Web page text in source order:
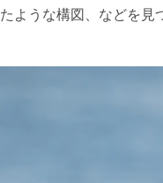
たような構図、などを見